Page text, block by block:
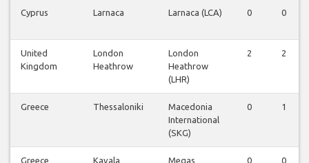
Cyprus Larnaca Larnaca (LCA) 0 0
United
Kingdom
London
Heathrow
London
Heathrow
(LHR)
2 2
Greece Thessaloniki
Macedonia
International
(SKG)
0 1
Greece Kavala
Megas
0 0